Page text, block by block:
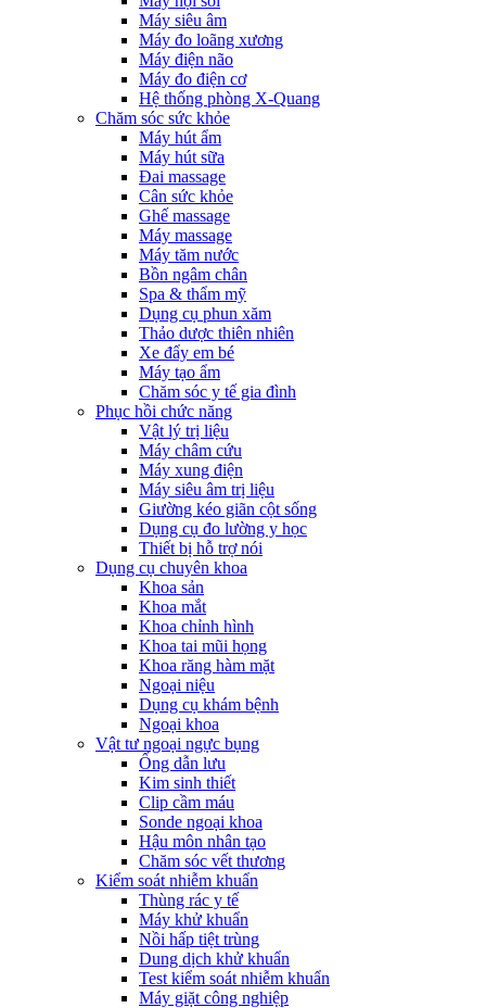
Máy siêu âm
Máy đo loãng xương
Máy điện não
Máy đo điện cơ
Hệ thống phòng X-Quang
Chăm sóc sức khỏe
Máy hút ẩm
Máy hút sữa
Đai massage
Cân sức khỏe
Ghế massage
Máy massage
Máy tăm nước
Bồn ngâm chân
Spa & thẩm mỹ
Dụng cụ phun xăm
Thảo dược thiên nhiên
Xe đẩy em bé
Máy tạo ẩm
Chăm sóc y tế gia đình
Phục hồi chức năng
Vật lý trị liệu
Máy châm cứu
Máy xung điện
Máy siêu âm trị liệu
Giường kéo giãn cột sống
Dụng cụ đo lường y học
Thiết bị hỗ trợ nói
Dụng cụ chuyên khoa
Khoa sản
Khoa mắt
Khoa chỉnh hình
Khoa tai mũi họng
Khoa răng hàm mặt
Ngoại niệu
Dụng cụ khám bệnh
Ngoại khoa
Vật tư ngoại ngực bụng
Ống dẫn lưu
Kim sinh thiết
Clip cầm máu
Sonde ngoại khoa
Hậu môn nhân tạo
Chăm sóc vết thương
Kiểm soát nhiễm khuẩn
Thùng rác y tế
Máy khử khuẩn
Nồi hấp tiệt trùng
Dung dịch khử khuẩn
Test kiểm soát nhiễm khuẩn
Máy giặt công nghiệp